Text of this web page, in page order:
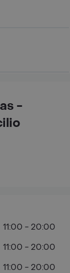
-
11:00 - 20:00
11:00 - 20:00
11:00 - 20:00